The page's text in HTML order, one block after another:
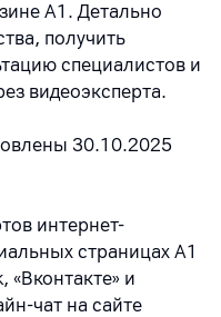
А1. Детально
получить
специалистов и
видеоэксперта.
30.10.2025
интернет-
страницах A1
«Вконтакте» и
чат на сайте